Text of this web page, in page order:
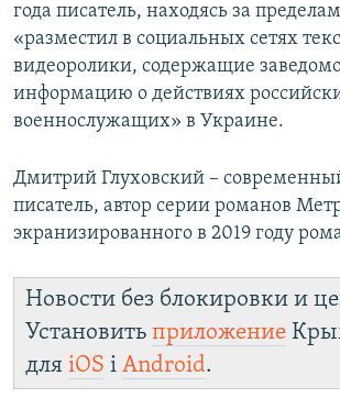
года писатель, находясь за
«разместил в социальных сетях
видеоролики, содержащие
информацию о действиях
военнослужащих» в Украине.
Дмитрий Глуховский –
писатель, автор серии романов
экранизированного в 2019 году
Новости без блокировки и
Установить приложение
для iOS і Android.